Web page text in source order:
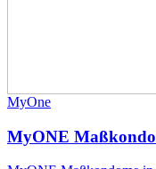
MyOne
MyONE